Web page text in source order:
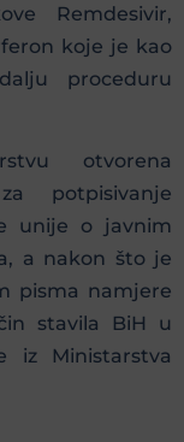
Remdesivir,
koje je kao
proceduru
otvorena
potpisivanje
unije o javnim
a nakon što je
pisma namjere
stavila BiH u
iz Ministarstva